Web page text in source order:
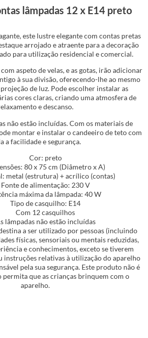
lâmpadas 12 x E14 preto
este lustre elegante com contas pretas
arrojado e atraente para a decoração
para utilização residencial e comercial.
aspeto de velas, e as gotas, irão adicionar
à sua divisão, oferecendo-lhe ao mesmo
de luz. Pode escolher instalar as
cores claras, criando uma atmosfera de
e descanso.
não estão incluídas. Com os materiais de
montar e instalar o candeeiro de teto com
a facilidade e segurança.
Cor: preto
80 x 75 cm (Diâmetro x A)
metal (estrutura) + acrílico (contas)
Fonte de alimentação: 230 V
máxima da lâmpada: 40 W
Tipo de casquilho: E14
Com 12 casquilhos
lâmpadas não estão incluídas
a ser utilizado por pessoas (incluindo
físicas, sensoriais ou mentais reduzidas,
e conhecimentos, exceto se tiverem
instruções relativas à utilização do aparelho
pela sua segurança. Este produto não é
que as crianças brinquem com o
aparelho.